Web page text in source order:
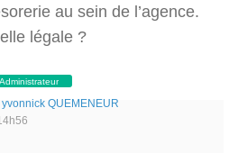
au sein de l’agence.
légale ?
Administrateur
yvonnick QUEMENEUR